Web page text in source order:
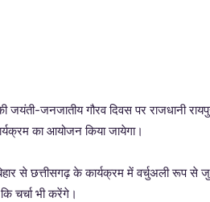
जयंती-जनजातीय गौरव दिवस पर राजधानी
का आयोजन किया जायेगा।
से छत्तीसगढ़ के कार्यक्रम में वर्चुअली रूप से
चर्चा भी करेंगे।